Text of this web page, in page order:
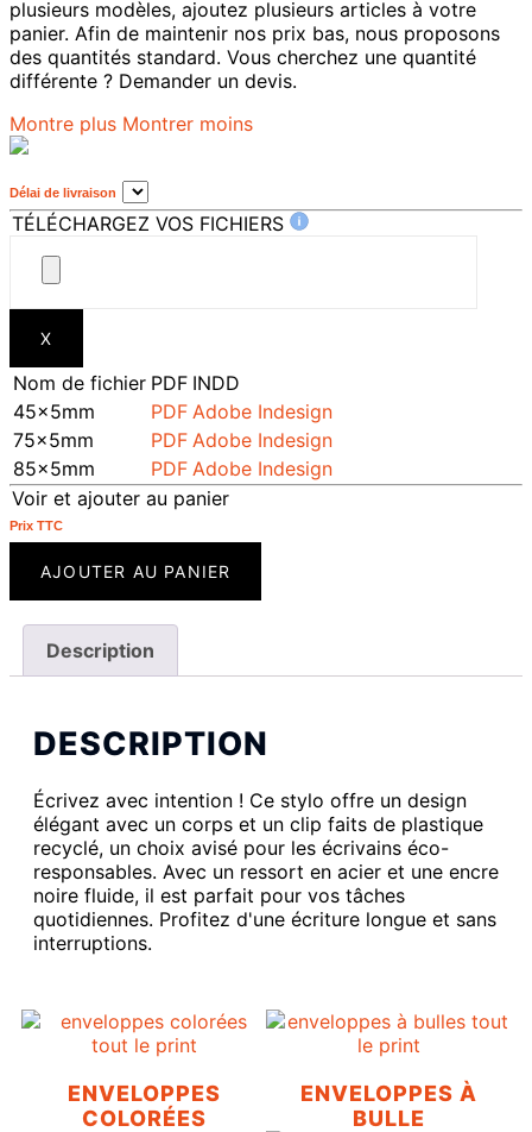
plusieurs modèles, ajoutez plusieurs articles à votre
panier. Afin de maintenir nos prix bas, nous proposons
des quantités standard. Vous cherchez une quantité
différente ? Demander un devis.
Montre plus Montrer moins
Délai de livraison
TÉLÉCHARGEZ VOS FICHIERS
X
Nom de fichier PDF INDD
45x5mm
PDF Adobe Indesign
75x5mm
PDF Adobe Indesign
85x5mm
PDF Adobe Indesign
Voir et ajouter au panier
Prix ​​TTC
AJOUTER AU PANIER
Description
DESCRIPTION
Écrivez avec intention ! Ce stylo offre un design
élégant avec un corps et un clip faits de plastique
recyclé, un choix avisé pour les écrivains éco-
responsables. Avec un ressort en acier et une encre
noire fluide, il est parfait pour vos tâches
quotidiennes. Profitez d'une écriture longue et sans
interruptions.
ENVELOPPES
COLORÉES
ENVELOPPES À
BULLE